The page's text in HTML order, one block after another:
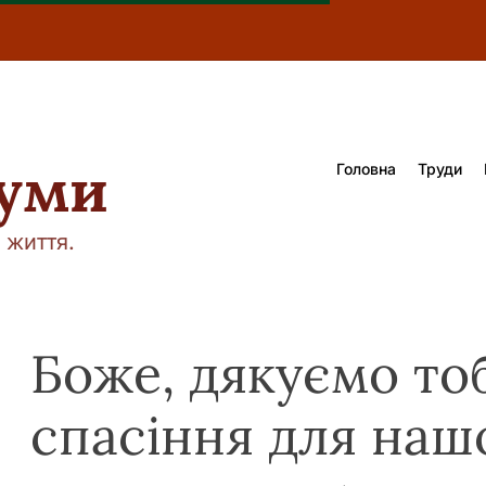
життя.
Головна Труди
Боже, дякуємо
спасіння для